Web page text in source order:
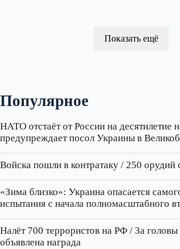
Показать ещё
Популярное
НАТО отстаёт от России на десятилетие
предупреждает посол Украины в
Войска пошли в контратаку / 250 орудий
«Зима близко»: Украина опасается
испытания с начала полномасштабного
Налёт 700 террористов на РФ / За
объявлена награда